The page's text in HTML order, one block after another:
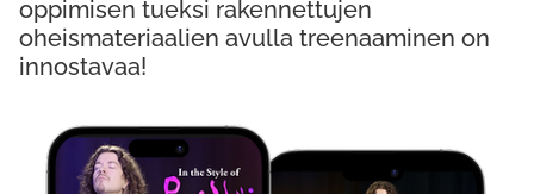
oppimisen tueksi rakennettujen
oheismateriaalien avulla treenaaminen on
innostavaa!